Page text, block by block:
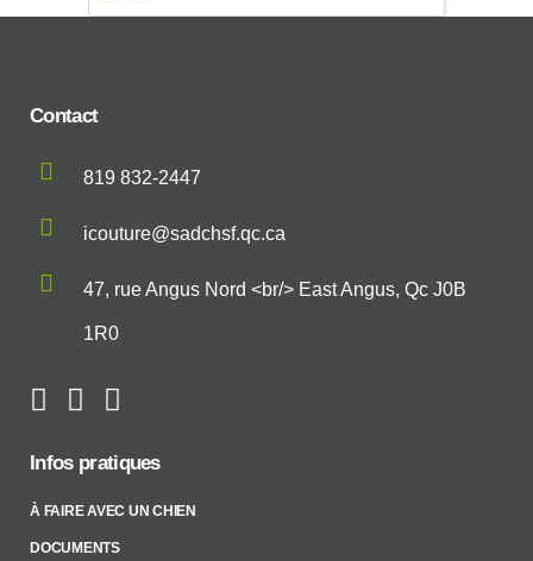
Contact
819 832-2447
icouture@sadchsf.qc.ca
47, rue Angus Nord <br/> East Angus, Qc J0B
1R0
Infos pratiques
À FAIRE AVEC UN CHIEN
DOCUMENTS